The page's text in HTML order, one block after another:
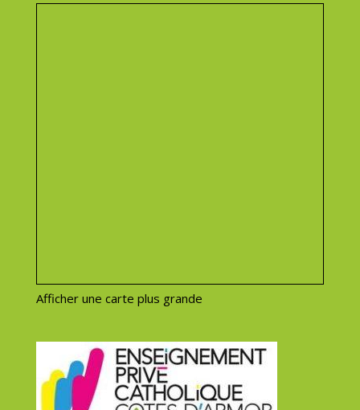
Afficher une carte plus grande